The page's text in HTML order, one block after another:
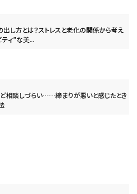
出し方とは？ストレスと老化の関係から考え
ィ”な美...
相談しづらい……締まりが悪いと感じたとき